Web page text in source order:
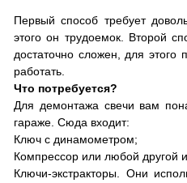
Первый способ требует
этого он трудоемок. Второй
достаточно сложен, для этого
работать.
Что потребуется?
Для демонтажа свечи вам
гараже. Сюда входит:
Ключ с динамометром;
Компрессор или любой другой
Ключи-экстракторы. Они